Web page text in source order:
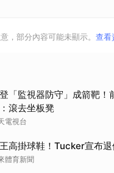
，部分內容可能未顯示。 查看
「監視器防守」成箭靶！
滾去坐板凳
電視台
高掛球鞋！Tucker宣布
體育新聞